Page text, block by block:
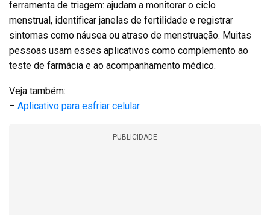
ferramenta de triagem: ajudam a monitorar o ciclo
menstrual, identificar janelas de fertilidade e registrar
sintomas como náusea ou atraso de menstruação. Muitas
pessoas usam esses aplicativos como complemento ao
teste de farmácia e ao acompanhamento médico.
Veja também:
– Aplicativo para esfriar celular
PUBLICIDADE